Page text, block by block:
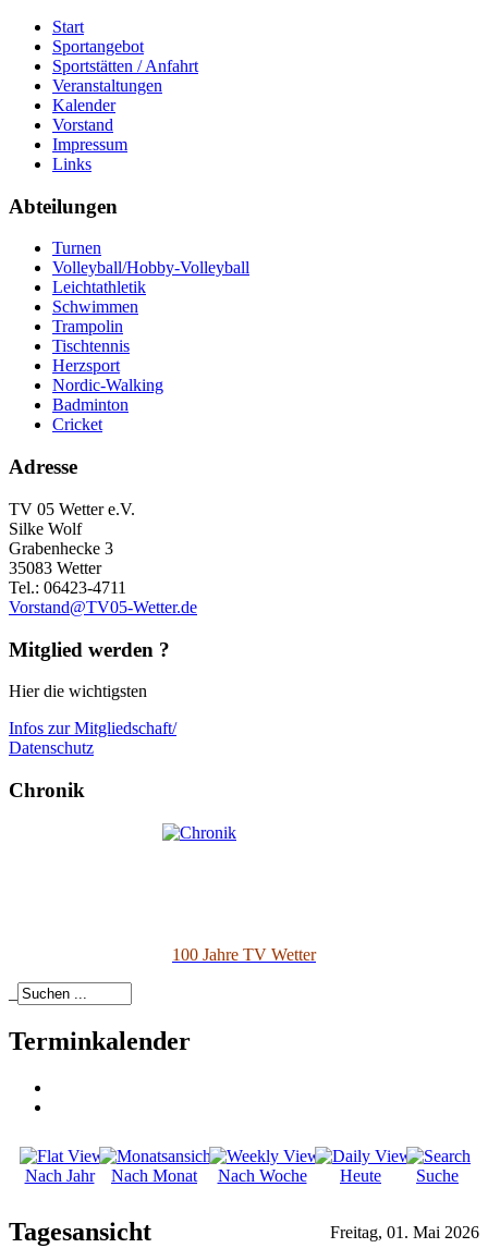
Start
Sportangebot
Sportstätten / Anfahrt
Veranstaltungen
Kalender
Vorstand
Impressum
Links
Abteilungen
Turnen
Volleyball/Hobby-Volleyball
Leichtathletik
Schwimmen
Trampolin
Tischtennis
Herzsport
Nordic-Walking
Badminton
Cricket
Adresse
TV 05 Wetter e.V.
Silke Wolf
Grabenhecke 3
35083 Wetter
Tel.: 06423-4711
Vorstand@TV05-Wetter.de
Mitglied werden ?
Hier die wichtigsten
Infos zur Mitgliedschaft/
Datenschutz
Chronik
100 Jahre TV Wetter
Terminkalender
Nach Jahr Nach Monat Nach Woche Heute Suche
Tagesansicht Freitag, 01. Mai 2026